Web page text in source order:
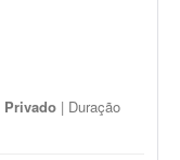
Privado | Duração